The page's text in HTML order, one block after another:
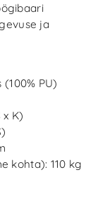
ja
PU)
x K)
kohta): 110 kg